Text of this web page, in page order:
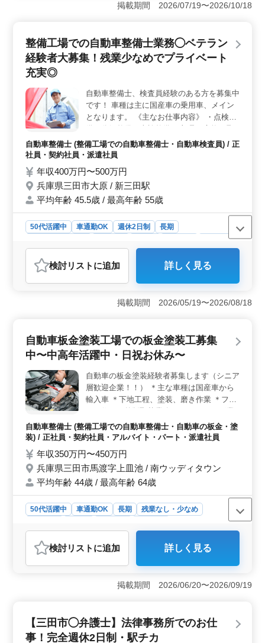
豊富な方々がチームを支え、クライアントに最高水準の
ークライフバランスを重視＞ 完全週休2日制を採用して
いるため、仕事とプライベートの充実した時間を確保で
きます。残業も少なめなので、家族や趣味の時間を大切
にしながら働くことが可能です。ワークライフバランス
を重視する方にとって最適な環境です。 ＜駅から徒
歩4分の好立地＞ 三田駅から徒歩4分という好立地に位
置しており、通勤も便利です。駅チカであるため、雨の
日や遅い帰宅時も安心して通勤できます。通勤時間を短
掲載期間 2026/07/19〜2026/10/18
整備工場での自動車整備士業務◯ベテラン
経験者大募集！残業少なめでプライベート
充実◎
自動車整備士、検査員経験のある方を募集中
です！ 車種は主に国産車の乗用車、メイン
となります。 《主なお仕事内容》 ・点検整
り付け・補修 ・トラブル時の整備業務全般
等 現在50歳以上も活躍している企業です。
募お待ちしております。 ＊完全週休2日制、
残業少なめでプライベート時間もラクラク確
保 ＊交通費全額支給あり
自動車整備士 (整備工場での自動車整備士・自動車検査員) / 正
社員・契約社員・派遣社員
年収400万円〜500万円
兵庫県三田市大原 / 新三田駅
平均年齢 45.5歳 / 最高年齢 55歳
50代活躍中 車通勤OK 週休2日制
長期
派遣社員
おすすめポイント
＜働きやすさ＞ 整備工場での自動車整備士募集です！
週休2日＆残業少なめで、プライベートも充実していま
す。完全週休2日制で残業も月10時間程度です。交通費全
上の方、ぜひご応募ください。国産車の整備経験者優遇
致します。企業は50歳以上の経験者も多く、あなたのス
収400万〜500万円です。通勤手当全額支給、賞与年2回
程度支給されています。雇用・労災・健康・厚生にも充
実した福利厚生が整っています。安定した環境でスキル
を高めながら、安心して働けます。
検討リスト に追加 詳しく見る
掲載期間 2026/05/19〜2026/08/18
自動車板金塗装工場での板金塗装工募集
中〜中高年活躍中・日祝お休み〜
自動車の板金塗装経験者募集します（シニア
層歓迎企業！！） ＊主な車種は国産車から
輸入車 ＊下地工程、塗装、磨き作業 ＊フレ
務、部品交換、納車引取など 現在50歳以上
も活躍している企業です。 今までの経験を
いる方 腕に自身のある方、是非ご応募お待
ちしております！
自動車整備士 (整備工場での自動車整備士・自動車の板金・塗
装) / 正社員・契約社員・アルバイト・パート・派遣社員
年収350万円〜450万円
兵庫県三田市馬渡字上皿池 / 南ウッディタウン
平均年齢 44歳 / 最高年齢 64歳
50代活躍中 車通勤OK 長期
残業なし・少なめ
自動車整備士
おすすめポイント
＜経験豊富な方歓迎です＞ 10年以上の経験をお持ちの
方、腕に自信のある方を求めております。国産車から輸
入車まで幅広い車種の修理に携われ、技術力を存分に発
くことができます。 ＜中高年の活躍が見込まれます
＞ 当工場では、50歳以上のシニア層も活躍中です。経
検討リスト に追加 詳しく見る
掲載期間 2026/06/20〜2026/09/19
【三田市◯弁護士】法律事務所でのお仕
事！完全週休2日制・駅チカ